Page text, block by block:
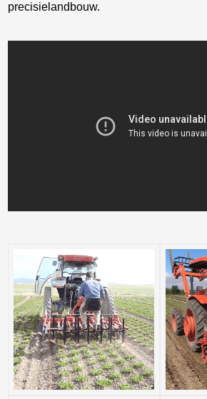
precisielandbouw.